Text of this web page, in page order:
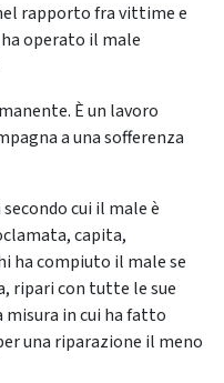
rapporto fra vittime e
operato il male
È un lavoro
a una sofferenza
cui il male è
capita,
ha compiuto il male se
ripari con tutte le sue
in cui ha fatto
una riparazione il meno